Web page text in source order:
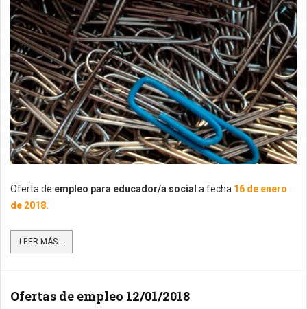
Oferta de empleo para educador/a social a fecha 16 de enero
de 2018.
LEER MÁS...
Ofertas de empleo 12/01/2018